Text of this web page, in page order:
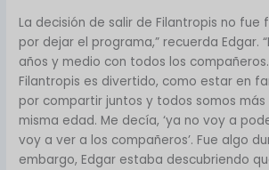
La decisión de salir de Filantropis no fue
por dejar el programa,” recuerda Edgar.
años y medio con todos los
Filantropis es divertido, como estar en
por compartir juntos y todos somos más
misma edad. Me decía, ‘ya no voy a
voy a ver a los compañeros’. Fue algo
embargo, Edgar estaba descubriendo